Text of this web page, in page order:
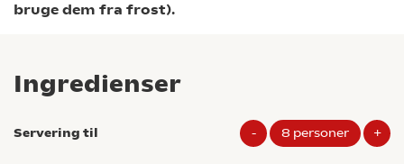
bruge dem fra frost).
Ingredienser
Servering til - 8 personer +